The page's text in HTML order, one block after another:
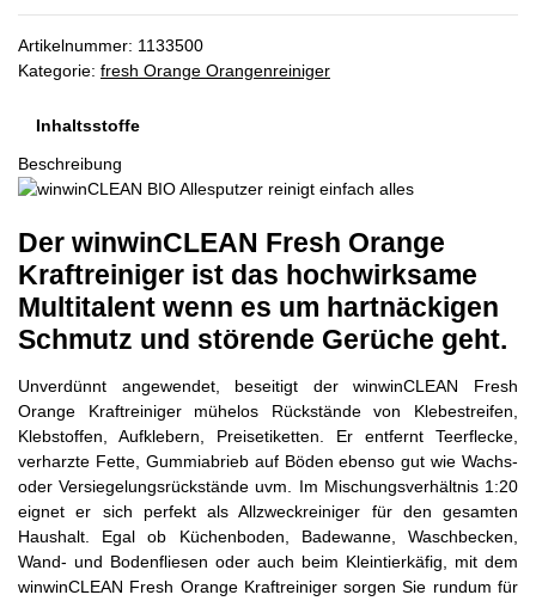
Artikelnummer: 1133500
Kategorie: fresh Orange Orangenreiniger
Inhaltsstoffe
Beschreibung
Der winwinCLEAN Fresh Orange
Kraftreiniger ist das hochwirksame
Multitalent wenn es um hartnäckigen
Schmutz und störende Gerüche geht.
Unverdünnt angewendet, beseitigt der winwinCLEAN Fresh
Orange Kraftreiniger mühelos Rückstände von Klebestreifen,
Klebstoffen, Auf­klebern, Preisetiketten. Er entfernt Teerflecke,
verharzte Fette, Gummi­abrieb auf Böden ebenso gut wie Wachs-
oder Versiegelungs­rückstände uvm. Im Mischungsverhältnis 1:20
eignet er sich perfekt als Allzweckreiniger für den gesamten
Haushalt. Egal ob Küchenboden, Badewanne, Waschbecken,
Wand- und Bodenfliesen oder auch beim Kleintierkäfig, mit dem
winwinCLEAN Fresh Orange Kraftreiniger sorgen Sie rundum für